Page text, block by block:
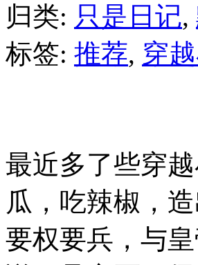
归类: 只是日记,
标签: 推荐, 穿
最近多了些穿
瓜，吃辣椒，
要权要兵，与